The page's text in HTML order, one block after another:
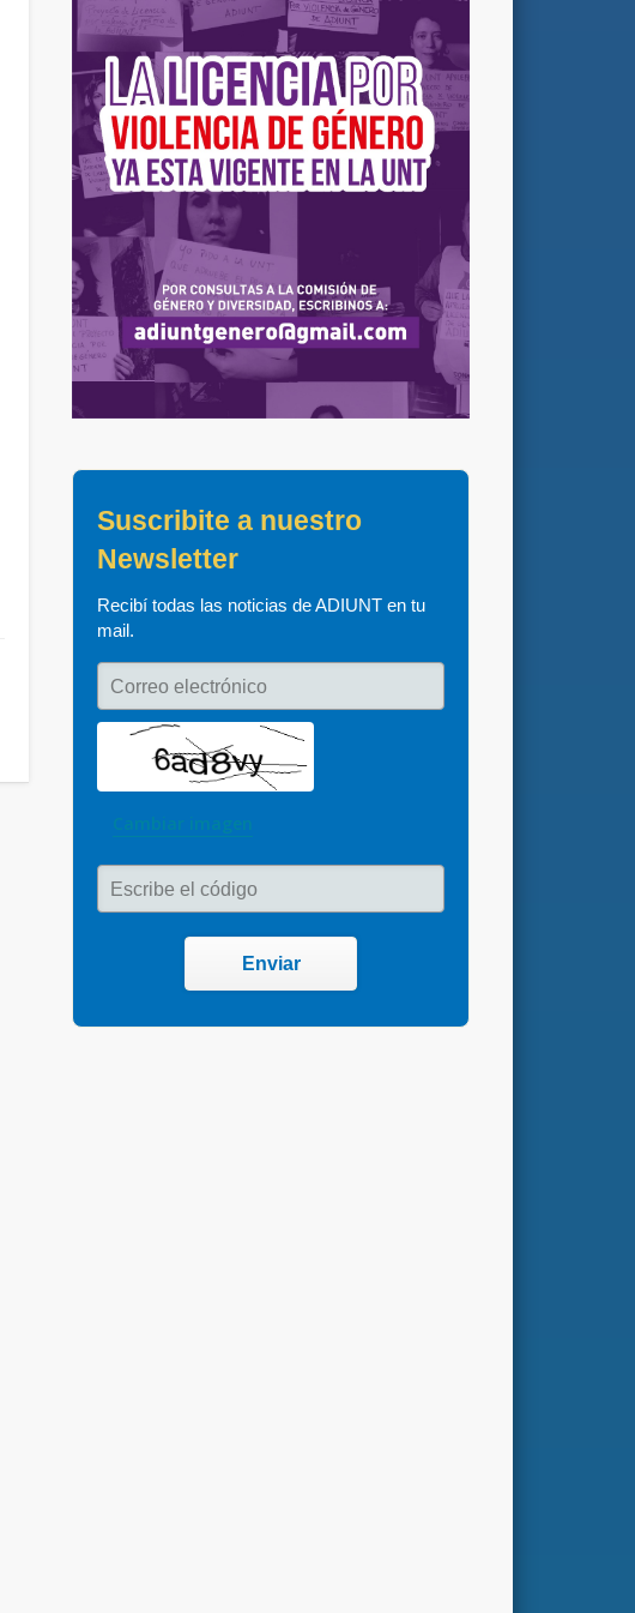
Suscribite a nuestro
Newsletter
Recibí todas las noticias de ADIUNT en tu
mail.
Correo electrónico
Cambiar imagen
Escribe el código